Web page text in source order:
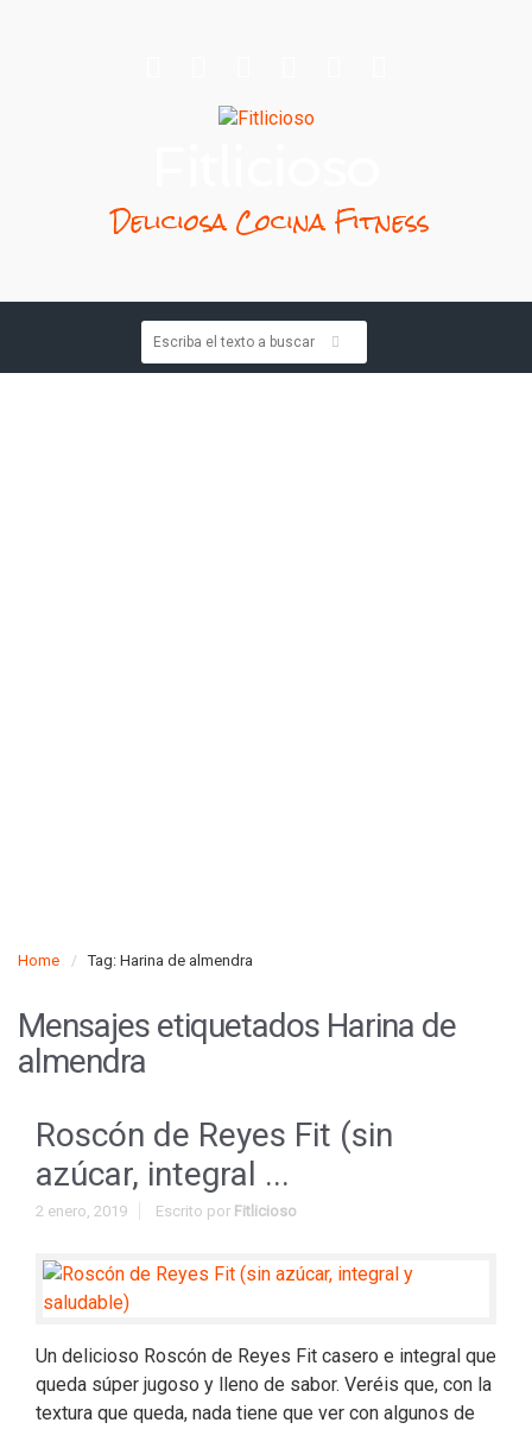
Deliciosa Cocina Fitness
Home Tag: Harina de almendra
Mensajes etiquetados Harina de
almendra
Roscón de Reyes Fit (sin
azúcar, integral ...
2 enero, 2019 Escrito por Fitlicioso
Un delicioso Roscón de Reyes Fit casero e integral que
queda súper jugoso y lleno de sabor. Veréis que, con la
textura que queda, nada tiene que ver con algunos de